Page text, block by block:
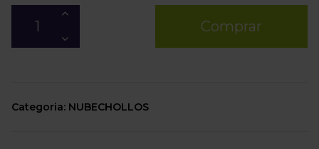
Comprar
Categoria: NUBECHOLLOS